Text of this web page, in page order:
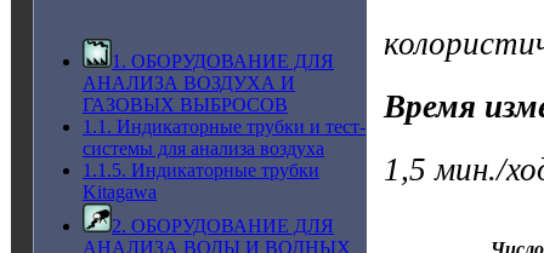
1. ОБОРУДОВАНИЕ ДЛЯ
АНАЛИЗА ВОЗДУХА И
ГАЗОВЫХ ВЫБРОСОВ
1.1. Индикаторные трубки и тест-
системы для анализа воздуха
1.1.5. Индикаторные трубки
Kitagawa
2. ОБОРУДОВАНИЕ ДЛЯ
АНАЛИЗА ВОДЫ И ВОДНЫХ
Время
1,5 мин./